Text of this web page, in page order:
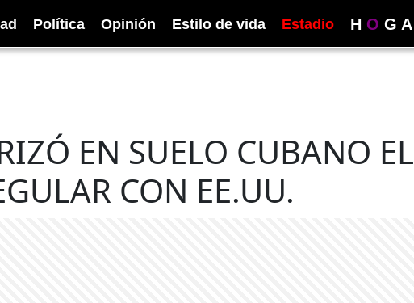
Política Opinión Estilo de vida Estadio H O G A
EN SUELO CUBANO EL
CON EE.UU.